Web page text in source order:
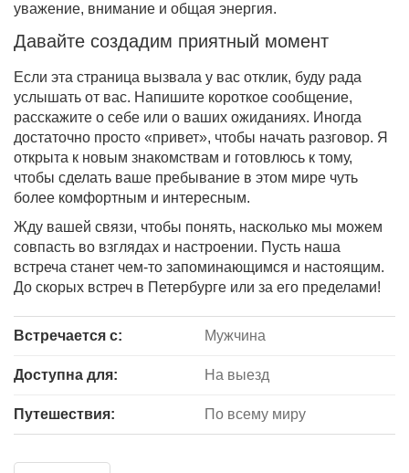
уважение, внимание и общая энергия.
Давайте создадим приятный момент
Если эта страница вызвала у вас отклик, буду рада
услышать от вас. Напишите короткое сообщение,
расскажите о себе или о ваших ожиданиях. Иногда
достаточно просто «привет», чтобы начать разговор. Я
открыта к новым знакомствам и готовлюсь к тому,
чтобы сделать ваше пребывание в этом мире чуть
более комфортным и интересным.
Жду вашей связи, чтобы понять, насколько мы можем
совпасть во взглядах и настроении. Пусть наша
встреча станет чем-то запоминающимся и настоящим.
До скорых встреч в Петербурге или за его пределами!
Встречается с: Мужчина
Доступна для: На выезд
Путешествия: По всему миру